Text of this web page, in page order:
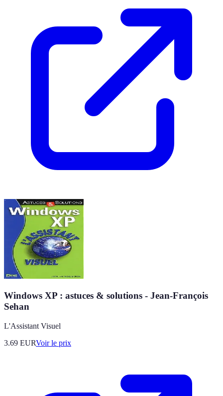
Windows XP : astuces & solutions - Jean-François
Sehan
L'Assistant Visuel
3.69 EURVoir le prix